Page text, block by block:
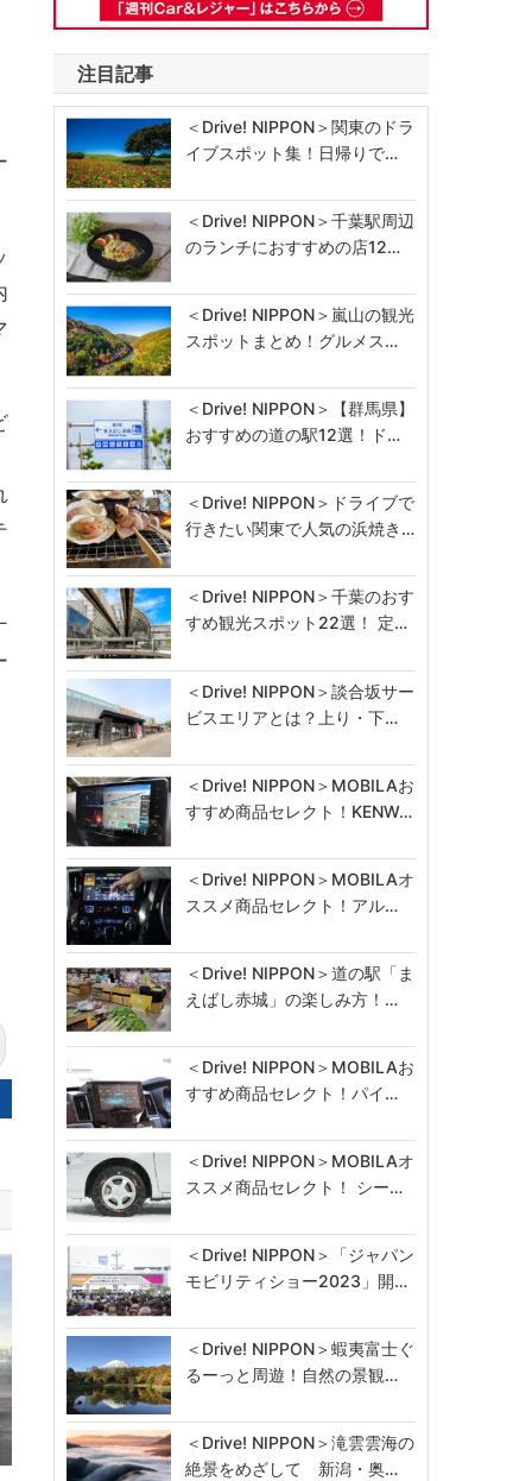
注目記事
＜Drive! NIPPON＞関東のドラ
イブスポット集！日帰りで…
＜Drive! NIPPON＞千葉駅周辺
のランチにおすすめの店12…
＜Drive! NIPPON＞嵐山の観光
スポットまとめ！グルメス…
＜Drive! NIPPON＞【群馬県】
おすすめの道の駅12選！ド…
＜Drive! NIPPON＞ドライブで
行きたい関東で人気の浜焼き…
＜Drive! NIPPON＞千葉のおす
すめ観光スポット22選！ 定…
＜Drive! NIPPON＞談合坂サー
ビスエリアとは？上り・下…
＜Drive! NIPPON＞MOBILAお
すすめ商品セレクト！KENW…
＜Drive! NIPPON＞MOBILAオ
ススメ商品セレクト！アル…
＜Drive! NIPPON＞道の駅「ま
えばし赤城」の楽しみ方！…
＜Drive! NIPPON＞MOBILAお
すすめ商品セレクト！パイ…
＜Drive! NIPPON＞MOBILAオ
ススメ商品セレクト！ シー…
＜Drive! NIPPON＞「ジャパン
モビリティショー2023」開…
＜Drive! NIPPON＞蝦夷富士ぐ
るーっと周遊！自然の景観…
＜Drive! NIPPON＞滝雲雲海の
絶景をめざして 新潟・奥…